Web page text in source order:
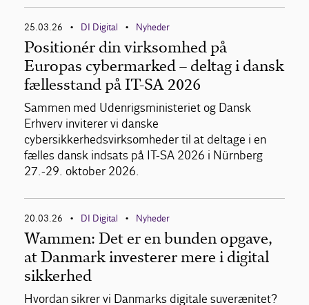
25.03.26 • DI Digital • Nyheder
Positionér din virksomhed på
Europas cybermarked – deltag i dansk
fællesstand på IT-SA 2026
Sammen med Udenrigsministeriet og Dansk
Erhverv inviterer vi danske
cybersikkerhedsvirksomheder til at deltage i en
fælles dansk indsats på IT-SA 2026 i Nürnberg
27.-29. oktober 2026.
20.03.26 • DI Digital • Nyheder
Wammen: Det er en bunden opgave,
at Danmark investerer mere i digital
sikkerhed
Hvordan sikrer vi Danmarks digitale suverænitet?